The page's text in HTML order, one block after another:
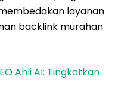
layanan
backlink murahan
Ahli AI: Tingkatkan